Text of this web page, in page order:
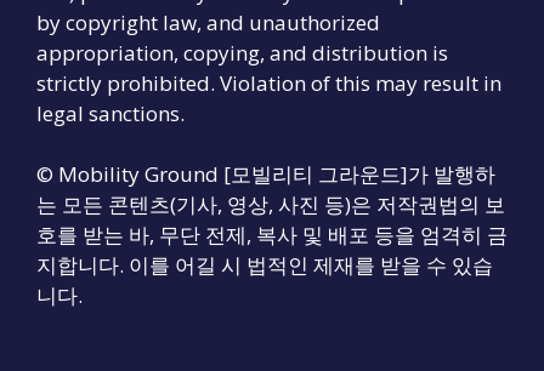
by copyright law, and unauthorized
appropriation, copying, and distribution is
strictly prohibited. Violation of this may result in
legal sanctions.
© Mobility Ground [모빌리티 그라운드]가 발행하
는 모든 콘텐츠(기사, 영상, 사진 등)은 저작권법의 보
호를 받는 바, 무단 전제, 복사 및 배포 등을 엄격히 금
지합니다. 이를 어길 시 법적인 제재를 받을 수 있습
니다.